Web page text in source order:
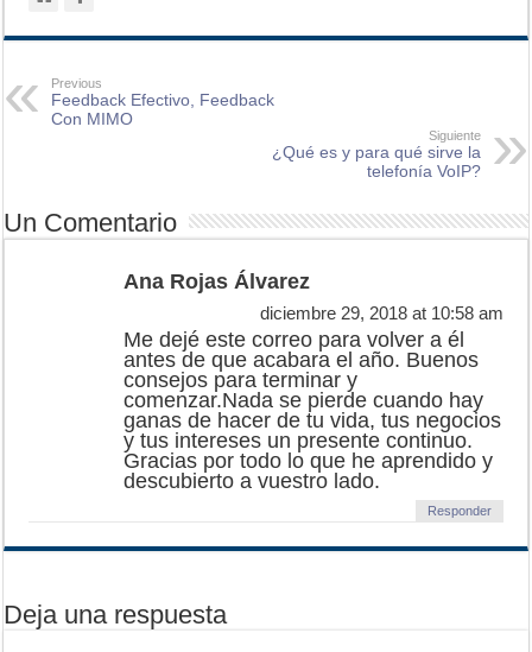
Previous
Feedback Efectivo, Feedback
Con MIMO
Siguiente
¿Qué es y para qué sirve la
telefonía VoIP?
Un Comentario
Ana Rojas Álvarez
diciembre 29, 2018 at 10:58 am
Me dejé este correo para volver a él
antes de que acabara el año. Buenos
consejos para terminar y
comenzar.Nada se pierde cuando hay
ganas de hacer de tu vida, tus negocios
y tus intereses un presente continuo.
Gracias por todo lo que he aprendido y
descubierto a vuestro lado.
Responder
Deja una respuesta